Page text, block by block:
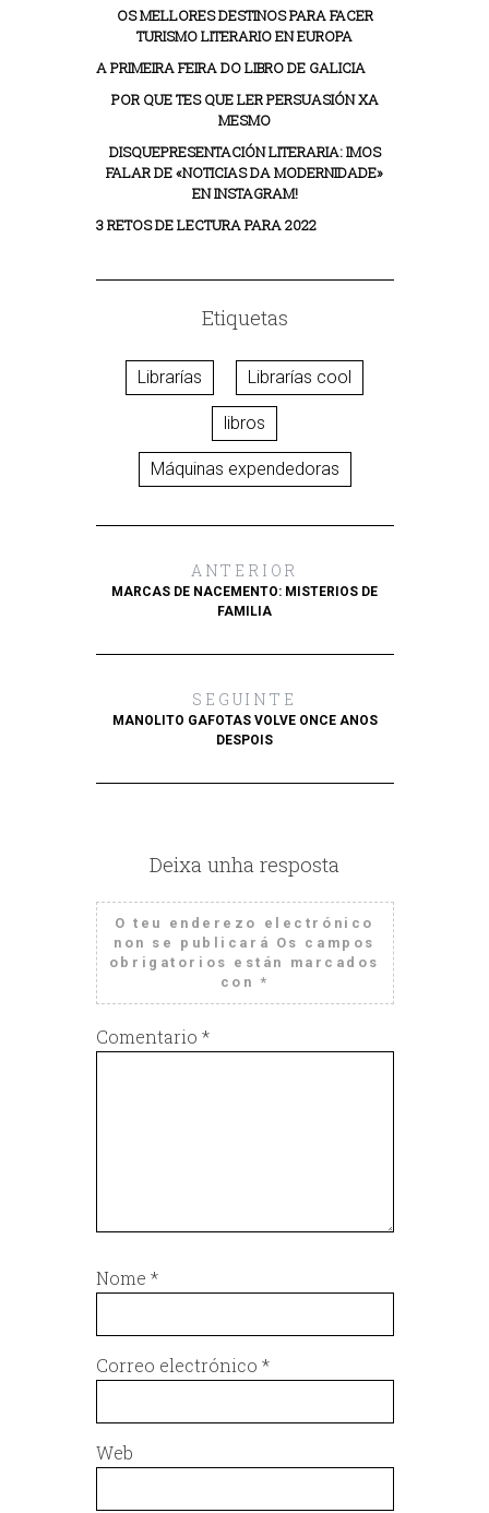
OS MELLORES DESTINOS PARA FACER
TURISMO LITERARIO EN EUROPA
A PRIMEIRA FEIRA DO LIBRO DE GALICIA
POR QUE TES QUE LER PERSUASIÓN XA
MESMO
DISQUEPRESENTACIÓN LITERARIA: IMOS
FALAR DE «NOTICIAS DA MODERNIDADE»
EN INSTAGRAM!
3 RETOS DE LECTURA PARA 2022
Etiquetas
Librarías Librarías cool
libros
Máquinas expendedoras
ANTERIOR
MARCAS DE NACEMENTO: MISTERIOS DE
FAMILIA
SEGUINTE
MANOLITO GAFOTAS VOLVE ONCE ANOS
DESPOIS
Deixa unha resposta
O teu enderezo electrónico
non se publicará Os campos
obrigatorios están marcados
con *
Comentario *
Nome *
Correo electrónico *
Web